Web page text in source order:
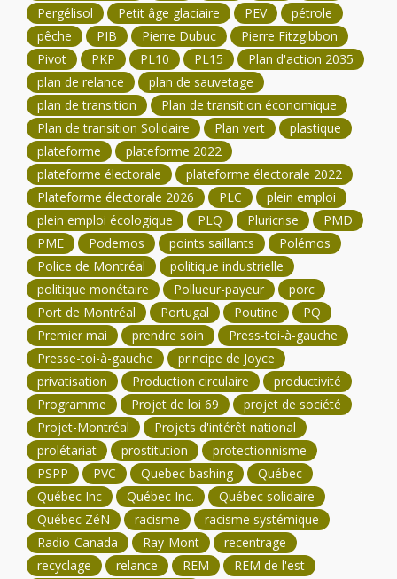
Pergélisol
Petit âge glaciaire PEV
pétrole
pêche
PIB Pierre Dubuc
Pierre Fitzgibbon
Pivot
PKP PL10 PL15
Plan d'action 2035
plan de relance
plan de sauvetage
plan de transition
Plan de transition économique
Plan de transition Solidaire
Plan vert
plastique
plateforme
plateforme 2022
plateforme électorale
plateforme électorale 2022
Plateforme électorale 2026
PLC
plein emploi
plein emploi écologique
PLQ Pluricrise
PMD
PME
Podemos points saillants
Polémos
Police de Montréal
politique industrielle
politique monétaire
Pollueur-payeur
porc
Port de Montréal
Portugal Poutine
PQ
Premier mai
prendre soin
Press-toi-à-gauche
Presse-toi-à-gauche
principe de Joyce
privatisation
Production circulaire
productivité
Programme
Projet de loi 69
projet de société
Projet-Montréal
Projets d'intérêt national
prolétariat
prostitution
protectionnisme
PSPP
PVC Quebec bashing
Québec
Québec Inc
Québec Inc.
Québec solidaire
Québec ZéN
racisme
racisme systémique
Radio-Canada
Ray-Mont
recentrage
recyclage
relance REM
REM de l'est